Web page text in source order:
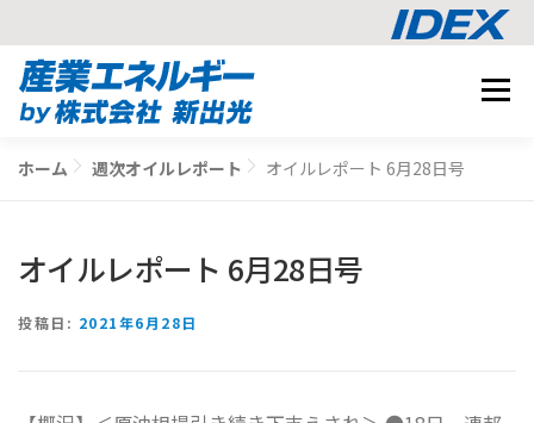
メニ
BUSINESS
ナレッジ
CO2削減シミュレーション
ホーム 週次オイルレポート オイルレポート 6月28日号
オイルレポート 6月28日号
投稿日: 2021年6月28日